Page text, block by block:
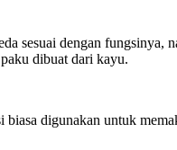
sesuai dengan fungsinya,
dibuat dari kayu.
biasa digunakan untuk